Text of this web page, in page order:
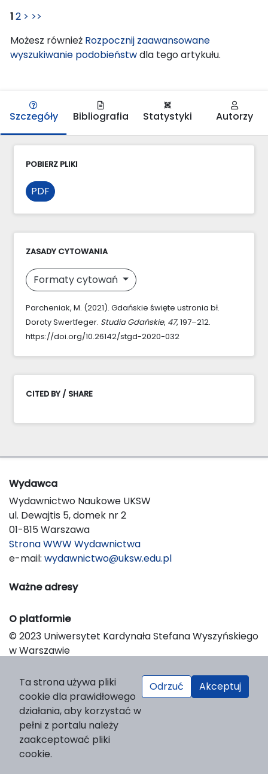
12 > >>
Możesz również Rozpocznij zaawansowane
wyszukiwanie podobieństwdla tego artykułu.
Szczegóły Bibliografia Statystyki Autorzy
POBIERZ PLIKI
PDF
ZASADY CYTOWANIA
Formaty cytowań
Parcheniak, M. (2021). Gdańskie święte ustronia bł.
Doroty Swertfeger. Studia Gdańskie, 47, 197–212.
https://doi.org/10.26142/stgd-2020-032
CITED BY / SHARE
Wydawca
Wydawnictwo Naukowe UKSW
ul. Dewajtis 5, domek nr 2
01-815 Warszawa
Strona WWW Wydawnictwa
e-mail: wydawnictwo@uksw.edu.pl
Ważne adresy
O platformie
© 2023 Uniwersytet Kardynała Stefana Wyszyńskiego
w Warszawie
Platform & Workflow by OJS/PKP
Ta strona używa pliki
cookie dla prawidłowego
działania, aby korzystać w
pełni z portalu należy
zaakceptować pliki
cookie.
Odrzuć Akceptuj